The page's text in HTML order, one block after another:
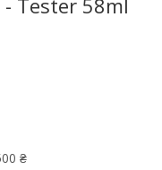
Tester 58ml
₴